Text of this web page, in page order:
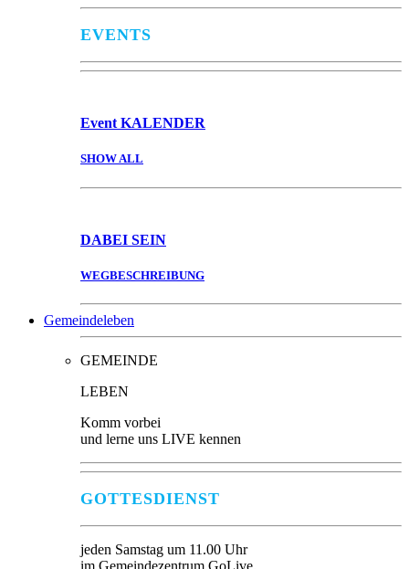
EVENTS
Event KALENDER
SHOW ALL
DABEI SEIN
WEGBESCHREIBUNG
Gemeindeleben
GEMEINDE
LEBEN
Komm vorbei
und lerne uns LIVE kennen
GOTTESDIENST
jeden Samstag um 11.00 Uhr